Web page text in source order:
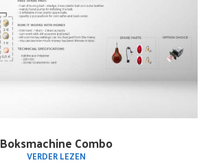
Boksmachine Combo
VERDER LEZEN